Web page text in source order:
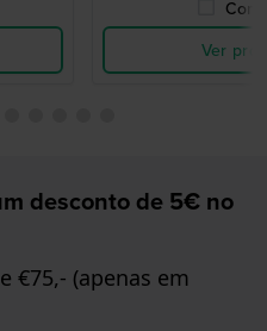
Ver
desconto de 5€ no
€75,- (apenas em